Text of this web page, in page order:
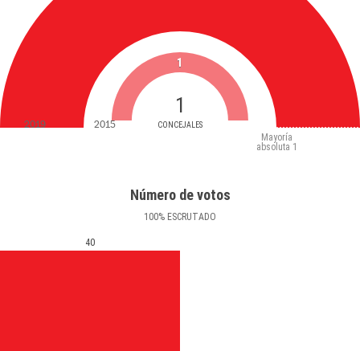
1
CONCEJALES
Mayoría
absoluta 1
1
2019 2015
Número de votos
100% ESCRUTADO
40